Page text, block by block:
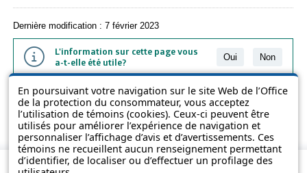
En poursuivant votre navigation sur le site Web de l’Office
de la protection du consommateur, vous acceptez
l’utilisation de témoins (cookies). Ceux-ci peuvent être
utilisés pour améliorer l’expérience de navigation et
personnaliser l’affichage d’avis et d’avertissements. Ces
témoins ne recueillent aucun renseignement permettant
d’identifier, de localiser ou d’effectuer un profilage des
Dernière modification : 7 février 2023
L'information sur cette page vous
a-t-elle été utile?
Oui Non
L'information présentée dans cette page a été vulgarisée pour en
favoriser la compréhension. Elle ne remplace pas les textes des lois
et des règlements.